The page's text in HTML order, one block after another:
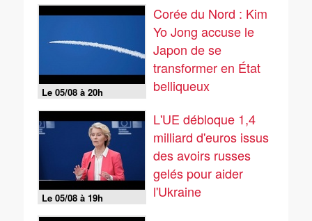
Le 05/08 à 20h
Corée du Nord : Kim
Yo Jong accuse le
Japon de se
transformer en État
belliqueux
Le 05/08 à 19h
L'UE débloque 1,4
milliard d'euros issus
des avoirs russes
gelés pour aider
l'Ukraine